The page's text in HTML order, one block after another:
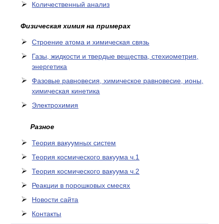
Количественный анализ
Физическая химия на примерах
Cтроение атома и химическая связь
Газы, жидкости и твердые вещества, стехиометрия,
энергетика
Фазовые равновесия, химическое равновесие, ионы,
химическая кинетика
Электрохимия
Разное
Теория вакуумных систем
Теория космического вакуума ч.1
Теория космического вакуума ч.2
Реакции в порошковых смесях
Новости сайта
Контакты